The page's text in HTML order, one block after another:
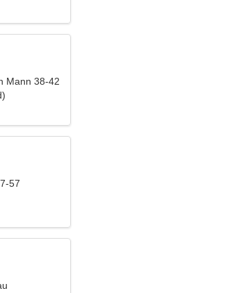
Mann 38-42
57